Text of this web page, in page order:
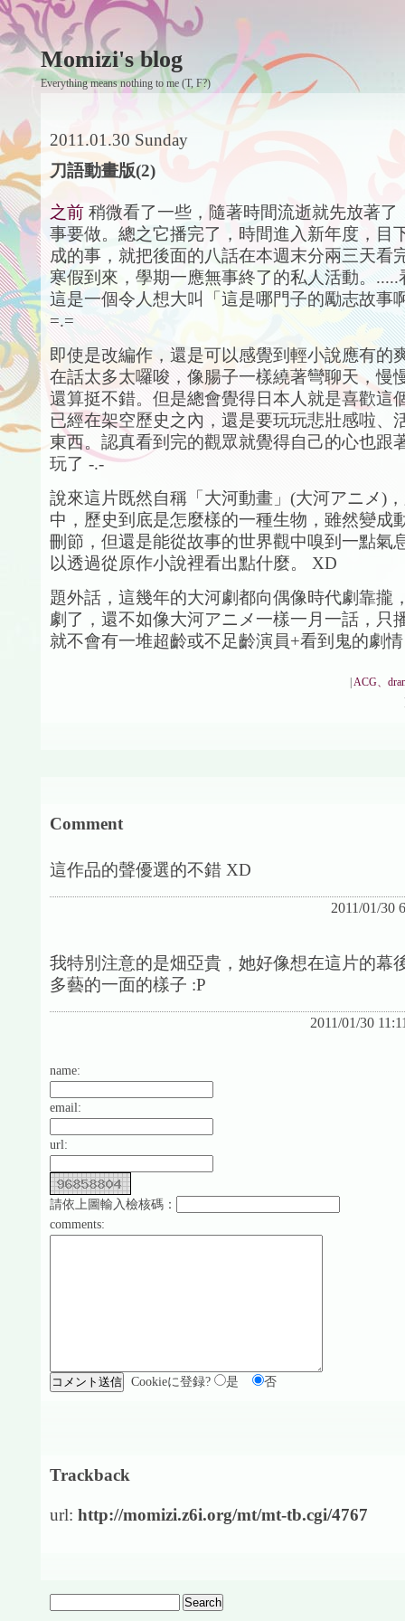
Momizi's blog
Everything means nothing to me (T, F?)
2011.01.30 Sunday
刀語動畫版(2)
之前 稍微看了一些，隨著時間流逝就先放著了
事要做。總之它播完了，時間進入新年度，目
成的事，就把後面的八話在本週末分兩三天看
寒假到來，學期一應無事終了的私人活動。.....
這是一個令人想大叫「這是哪門子的勵志故事
=.=
即使是改編作，還是可以感覺到輕小說應有的
在話太多太囉唆，像腸子一樣繞著彎聊天，慢
還算挺不錯。但是總會覺得日本人就是喜歡這
已經在架空歷史之內，還是要玩玩悲壯感啦、
東西。認真看到完的觀眾就覺得自己的心也跟
玩了 -.-
說來這片既然自稱「大河動畫」(大河アニメ)
中，歷史到底是怎麼樣的一種生物，雖然變成
刪節，但還是能從故事的世界觀中嗅到一點氣
以透過從原作小說裡看出點什麼。 XD
題外話，這幾年的大河劇都向偶像時代劇靠攏
劇了，還不如像大河アニメ一樣一月一話，只
就不會有一堆超齡或不足齡演員+看到鬼的劇
|ACG、
Comment
這作品的聲優選的不錯 XD
2011/01/30
我特別注意的是畑亞貴，她好像想在這片的幕
多藝的一面的樣子 :P
2011/01/30
name:
email:
url:
請依上圖輸入檢核碼：
comments:
Cookieに登録? 是 否
Trackback
url: http://momizi.z6i.org/mt/mt-tb.cgi/4767